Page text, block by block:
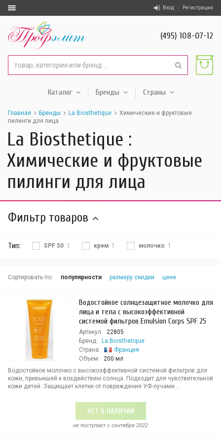
Вход Регистрация
(495) 108-07-12
Каталог Бренды Страны
Главная Бренды La Biosthetique
Химические и фруктовые
пилинги для лица
La Biosthetique :
Химические и фруктовые
пилинги для лица
Фильтр товаров
Тип: SPF 50 1 крем 1 молочко 1
Сортировать по: популярности размеру скидки цене
Водостойкое солнцезащитное молочко для
лица и тела с высокоэффективной
системой фильтров Emulsion Corps SPF 25
Артикул:
22805
Бренд:
La Biosthetique
Страна:
Франция
Объем:
200 мл
Водостойкое молочко с высокоэффективной системой фильтров для
кожи, привыкшей к воздействию солнца. Подходит для чувствительной
кожи детей. Защищает клетки от повреждения УФ-лучами...
НЕТ В НАЛИЧИИ
не поступает c сентября 2022